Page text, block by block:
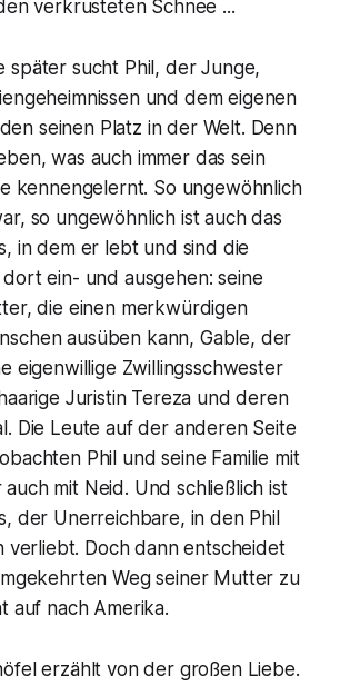
verkrusteten Schnee ...
später sucht Phil, der Junge,
und dem eigenen
seinen Platz in der Welt. Denn
was auch immer das sein
kennengelernt. So ungewöhnlich
so ungewöhnlich ist auch das
in dem er lebt und sind die
ein- und ausgehen: seine
die einen merkwürdigen
ausüben kann, Gable, der
eigenwillige Zwillingsschwester
Juristin Tereza und deren
Die Leute auf der anderen Seite
Phil und seine Familie mit
mit Neid. Und schließlich ist
der Unerreichbare, in den Phil
verliebt. Doch dann entscheidet
Weg seiner Mutter zu
auf nach Amerika.
erzählt von der großen Liebe.